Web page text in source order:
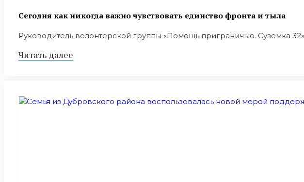
Сегодня как никогда важно чувствовать единство фронта и тыла
Руководитель волонтерской группы «Помощь приграничью. Суземка
Читать далее